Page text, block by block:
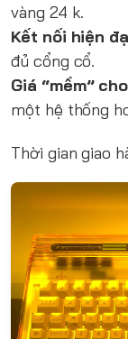
vàng 24 k.
Kết nối hiện
đủ cổng cổ.
Giá “mềm”
một hệ thống
Thời gian giao